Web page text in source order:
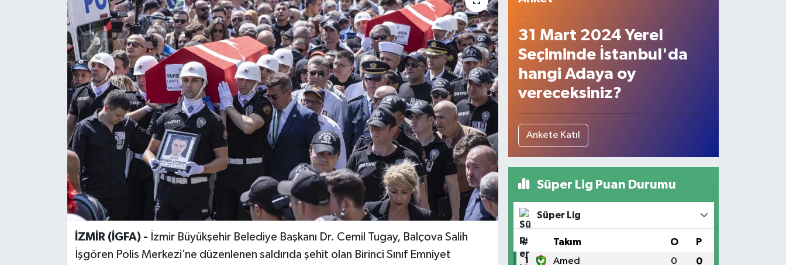
İZMİR (İGFA) - İzmir Büyükşehir Belediye Başkanı Dr. Cemil Tugay, Balçova Salih
İşgören Polis Merkezi’ne düzenlenen saldırıda şehit olan Birinci Sınıf Emniyet
31 Mart 2024 Yerel
Seçiminde İstanbul'da
hangi Adaya oy
vereceksiniz?
Ankete Katıl
Süper Lig Puan Durumu
Süper Lig
# Takım O P
1 Amed 0 0